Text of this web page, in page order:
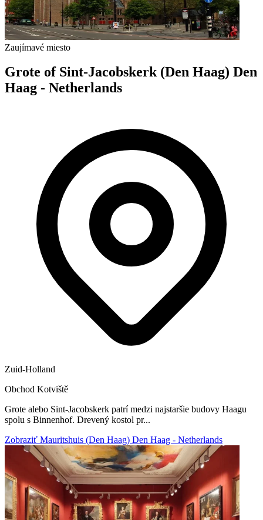
Zaujímavé miesto
Grote of Sint-Jacobskerk (Den Haag) Den
Haag - Netherlands
Zuid-Holland
Obchod Kotviště
Grote alebo Sint-Jacobskerk patrí medzi najstaršie budovy Haagu
spolu s Binnenhof. Drevený kostol pr...
Zobraziť Mauritshuis (Den Haag) Den Haag - Netherlands